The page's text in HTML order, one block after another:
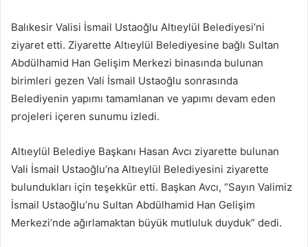
göndermek
Balıkesir Valisi İsmail Ustaoğlu Altıeylül Belediyesi’ni
ziyaret etti. Ziyarette Altıeylül Belediyesine bağlı Sultan
Abdülhamid Han Gelişim Merkezi binasında bulunan
birimleri gezen Vali İsmail Ustaoğlu sonrasında
Belediyenin yapımı tamamlanan ve yapımı devam eden
projeleri içeren sunumu izledi.
Altıeylül Belediye Başkanı Hasan Avcı ziyarette bulunan
Vali İsmail Ustaoğlu’na Altıeylül Belediyesini ziyarette
bulundukları için teşekkür etti. Başkan Avcı, “Sayın Valimiz
İsmail Ustaoğlu’nu Sultan Abdülhamid Han Gelişim
Merkezi’nde ağırlamaktan büyük mutluluk duyduk” dedi.